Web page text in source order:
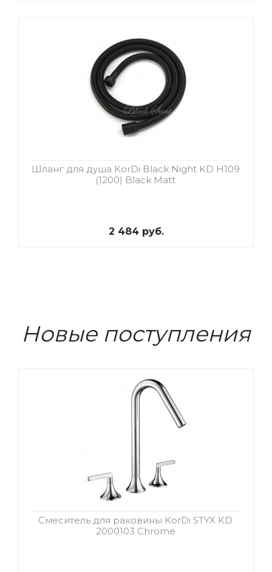
Шланг для душа KorDi Black Night KD H109
(1200) Black Matt
2 484 руб.
Новые поступления
Смеситель для раковины KorDi STYX KD
2000103 Chrome